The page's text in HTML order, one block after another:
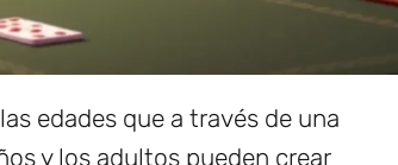
edades que a través de una
y los adultos pueden crear